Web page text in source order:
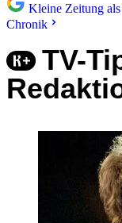
Kleine Zeitung
Chronik
TV-